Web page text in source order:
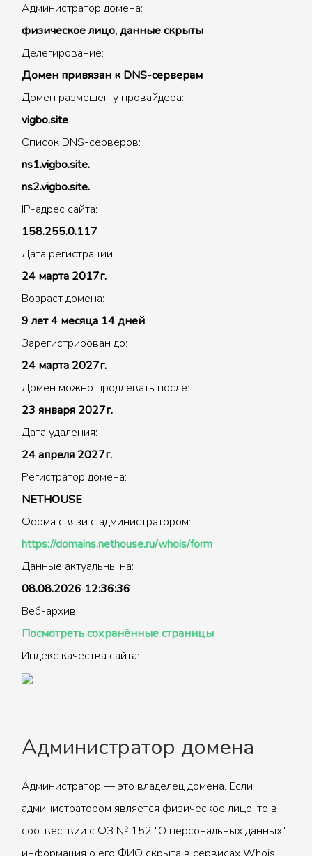
Администратор домена:
физическое лицо, данные скрыты
Делегирование:
Домен привязан к DNS-серверам
Домен размещен у провайдера:
vigbo.site
Список DNS-серверов:
ns1.vigbo.site.
ns2.vigbo.site.
IP-адрес сайта:
158.255.0.117
Дата регистрации:
24 марта 2017г.
Возраст домена:
9 лет 4 месяца 14 дней
Зарегистрирован до:
24 марта 2027г.
Домен можно продлевать после:
23 января 2027г.
Дата удаления:
24 апреля 2027г.
Регистратор домена:
NETHOUSE
Форма связи с администратором:
https://domains.nethouse.ru/whois/form
Данные актуальны на:
08.08.2026 12:36:36
Веб-архив:
Посмотреть сохранённые страницы
Индекс качества сайта:
Администратор домена
Администратор — это владелец домена. Если
администратором является физическое лицо, то в
соотвествии с ФЗ № 152 "О персональных данных"